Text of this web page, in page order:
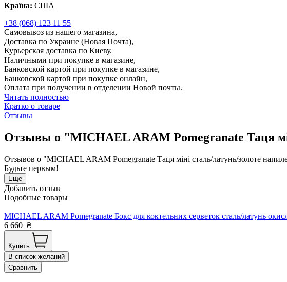
Країна: США
+38 (068) 123 11 55
Самовывоз из нашего магазина,
Доставка по Украине (Новая Почта),
Курьерская доставка по Киеву.
Наличными при покупке в магазине,
Банковской картой при покупке в магазине,
Банковской картой при покупке онлайн,
Оплата при получении в отделении Новой почты.
Читать полностью
Кратко о товаре
Отзывы
Отзывы о "MICHAEL ARAM Pomegranate Таця
Отзывов о "MICHAEL ARAM Pomegranate Таця міні сталь/латунь/золоте
Будьте первым!
Еще
Добавить отзыв
Подобные товары
MICHAEL ARAM Pomegranate Бокс для коктельних серветок сталь/латунь
6 660 ₴
Купить
В список желаний
Сравнить